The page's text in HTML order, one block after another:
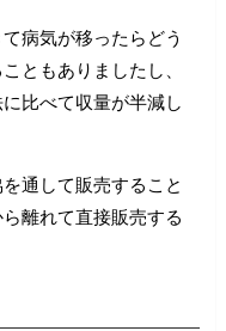
病気が移ったらどう
ともありましたし、
比べて収量が半減し
通して販売すること
離れて直接販売する